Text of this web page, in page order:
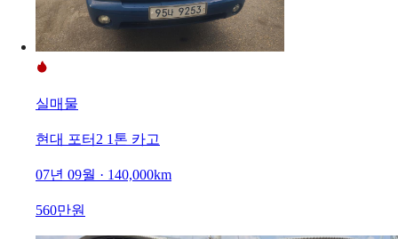
실매물
현대 포터2 1톤 카고
07년 09월 · 140,000km
560만원